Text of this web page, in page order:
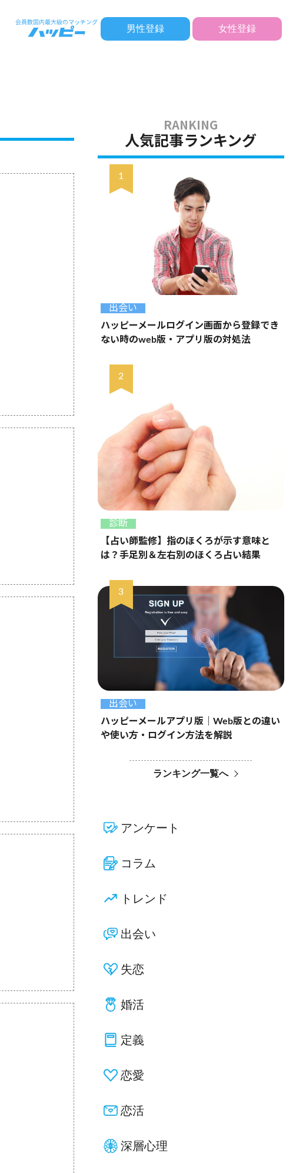
男性登録 女性登録
人気記事ランキング
出会い
ハッピーメールログイン画面から登録でき
ない時のweb版・アプリ版の対処法
診断
【占い師監修】指のほくろが示す意味と
は？手足別＆左右別のほくろ占い結果
出会い
ハッピーメールアプリ版｜Web版との違い
や使い方・ログイン方法を解説
ランキング一覧へ
アンケート
コラム
トレンド
出会い
失恋
婚活
定義
恋愛
恋活
深層心理